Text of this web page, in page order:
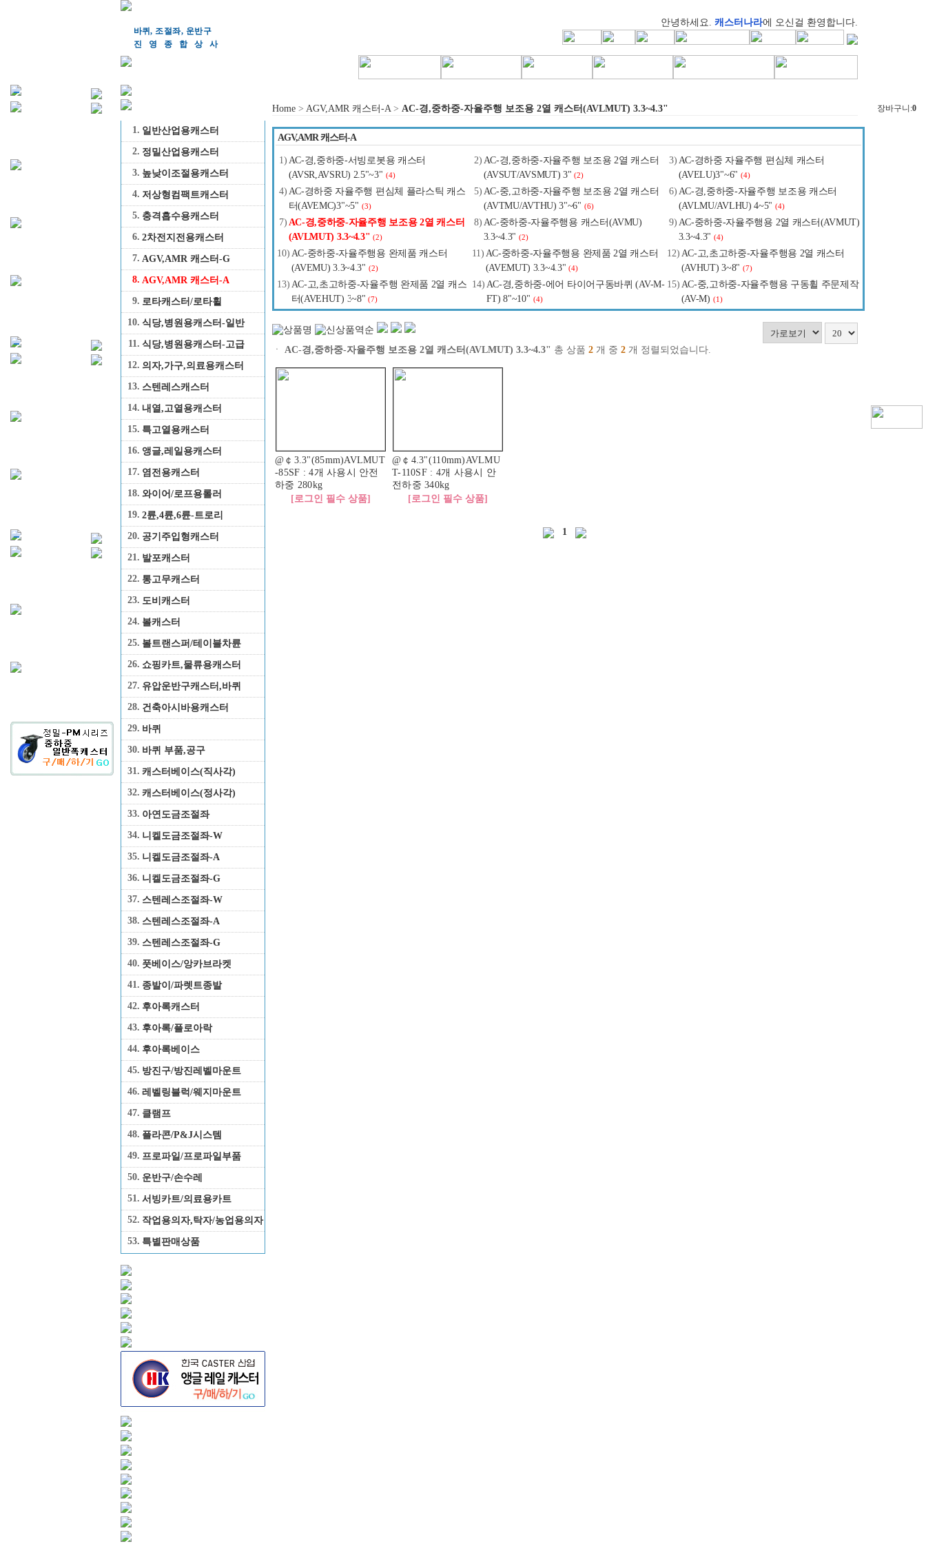
바퀴, 조절좌, 운반구
진영종합상 사
안녕하세요. 캐스터나라에 오신걸 환영합니다.
1. 일반산업용캐스터
2. 정밀산업용캐스터
3. 높낮이조절용캐스터
4. 저상형컴팩트캐스터
5. 충격흡수용캐스터
6. 2차전지전용캐스터
7. AGV,AMR 캐스터-G
8. AGV,AMR 캐스터-A
9. 로타캐스터/로타휠
10. 식당,병원용캐스터-일반
11. 식당,병원용캐스터-고급
12. 의자,가구,의료용캐스터
13. 스텐레스캐스터
14. 내열,고열용캐스터
15. 특고열용캐스터
16. 앵글,레일용캐스터
17. 염전용캐스터
18. 와이어/로프용롤러
19. 2륜,4륜,6륜-트로리
20. 공기주입형캐스터
21. 발포캐스터
22. 통고무캐스터
23. 도비캐스터
24. 볼캐스터
25. 볼트랜스퍼/테이블차륜
26. 쇼핑카트,물류용캐스터
27. 유압운반구캐스터,바퀴
28. 건축아시바용캐스터
29. 바퀴
30. 바퀴 부품,공구
31. 캐스터베이스(직사각)
32. 캐스터베이스(정사각)
33. 아연도금조절좌
34. 니켈도금조절좌-W
35. 니켈도금조절좌-A
36. 니켈도금조절좌-G
37. 스텐레스조절좌-W
38. 스텐레스조절좌-A
39. 스텐레스조절좌-G
40. 풋베이스/앙카브라켓
41. 종발이/파렛트종발
42. 후아록캐스터
43. 후아록/플로아락
44. 후아록베이스
45. 방진구/방진레벨마운트
46. 레벨링블럭/웨지마운트
47. 클램프
48. 플라콘/P&J시스템
49. 프로파일/프로파일부품
50. 운반구/손수레
51. 서빙카트/의료용카트
52. 작업용의자,탁자/농업용의자
53. 특별판매상품
Home> AGV,AMR 캐스터-A> AC-경,중하중-자율주행 보조용 2열 캐스터(AVLMUT) 3.3~4.3"
AGV,AMR 캐스터-A
1) AC-경,중하중-서빙로봇용 캐스터
(AVSR,AVSRU) 2.5"~3" (4)
2) AC-경,중하중-자율주행 보조용 2열 캐스터
(AVSUT/AVSMUT) 3" (2)
3) AC-경하중 자율주행 편심체 캐스터
(AVELU)3"~6" (4)
4) AC-경하중 자율주행 편심체 플라스틱 캐스
터(AVEMC)3"~5" (3)
5) AC-중,고하중-자율주행 보조용 2열 캐스터
(AVTMU/AVTHU) 3"~6" (6)
6) AC-경,중하중-자율주행 보조용 캐스터
(AVLMU/AVLHU) 4~5" (4)
7) AC-경,중하중-자율주행 보조용 2열 캐스터
(AVLMUT) 3.3~4.3" (2)
8) AC-중하중-자율주행용 캐스터(AVMU)
3.3~4.3" (2)
9) AC-중하중-자율주행용 2열 캐스터(AVMUT)
3.3~4.3" (4)
10) AC-중하중-자율주행용 완제품 캐스터
(AVEMU) 3.3~4.3" (2)
11) AC-중하중-자율주행용 완제품 2열 캐스터
(AVEMUT) 3.3~4.3" (4)
12) AC-고,초고하중-자율주행용 2열 캐스터
(AVHUT) 3~8" (7)
13) AC-고,초고하중-자율주행 완제품 2열 캐스
터(AVEHUT) 3~8" (7)
14) AC-경,중하중-에어 타이어구동바퀴 (AV-M-
FT) 8"~10" (4)
15) AC-중,고하중-자율주행용 구동휠 주문제작
(AV-M) (1)
ㆍ AC-경,중하중-자율주행 보조용 2열 캐스터(AVLMUT) 3.3~4.3" 총 상품 2개 중 2개 정렬되었습니다.
@￠3.3"(85mm)AVLMUT
-85SF : 4개 사용시 안전
하중 280kg
[로그인 필수 상품]
@￠4.3"(110mm)AVLMU
T-110SF : 4개 사용시 안
전하중 340kg
[로그인 필수 상품]
1
장바구니:0